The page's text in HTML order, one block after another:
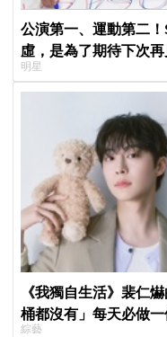
公演第一、運動第二
虛，是為了期待下次再
明星
《我獨自生活》裴仁
桶都沒有」每天必做
綜藝